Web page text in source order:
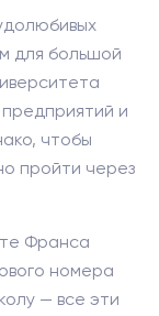
для большой
и
чтобы
пройти через
Франса
номера
— все эти